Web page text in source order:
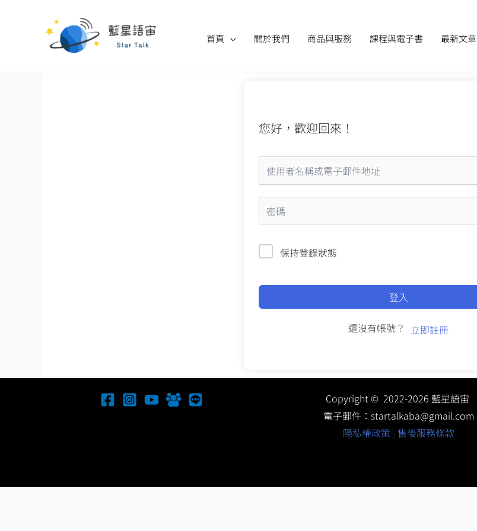
內
首頁 關於我們 商品與服務 課程與電子書 最新文章
您好，歡迎回來！
保持登錄狀態
登入
還沒有帳號？ 立即註冊
Copyright © 2022-2026 藍星語宙
電子郵件： startalkaba@gmail.com
隱私權政策| 售後服務條款